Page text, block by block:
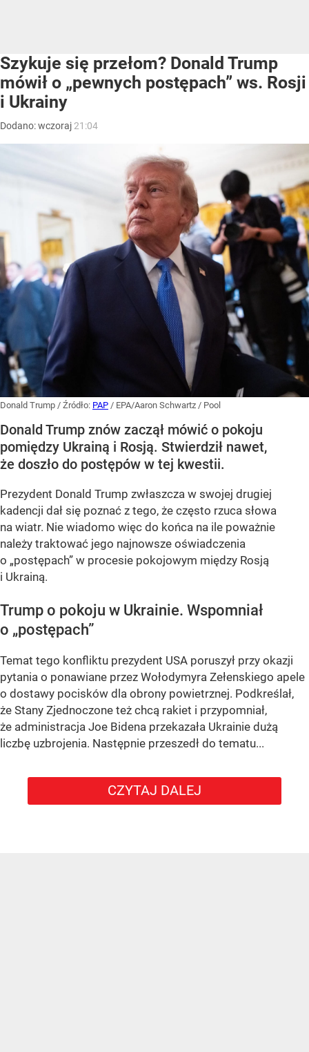
Szykuje się przełom? Donald Trump
mówił o „pewnych postępach” ws. Rosji
i Ukrainy
Dodano:wczoraj 21:04
Donald Trump / Źródło: PAP / EPA/Aaron Schwartz / Pool
Donald Trump znów zaczął mówić o pokoju
pomiędzy Ukrainą i Rosją. Stwierdził nawet,
że doszło do postępów w tej kwestii.
Prezydent Donald Trump zwłaszcza w swojej drugiej
kadencji dał się poznać z tego, że często rzuca słowa
na wiatr. Nie wiadomo więc do końca na ile poważnie
należy traktować jego najnowsze oświadczenia
o „postępach” w procesie pokojowym między Rosją
i Ukrainą.
Trump o pokoju w Ukrainie. Wspomniał
o „postępach”
Temat tego konfliktu prezydent USA poruszył przy okazji
pytania o ponawiane przez Wołodymyra Zełenskiego apele
o dostawy pocisków dla obrony powietrznej. Podkreślał,
że Stany Zjednoczone też chcą rakiet i przypomniał,
że administracja Joe Bidena przekazała Ukrainie dużą
liczbę uzbrojenia. Następnie przeszedł do tematu...
CZYTAJ DALEJ